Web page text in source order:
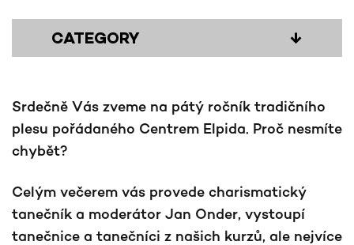
Srdečně Vás zveme na pátý ročník tradičního
plesu pořádaného Centrem Elpida. Proč nesmíte
chybět?
Celým večerem vás provede charismatický
tanečník a moderátor Jan Onder, vystoupí
tanečnice a tanečníci z našich kurzů, ale nejvíce
CATEGORY ↓